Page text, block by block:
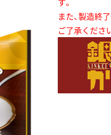
また、製造終
ご了承くださ